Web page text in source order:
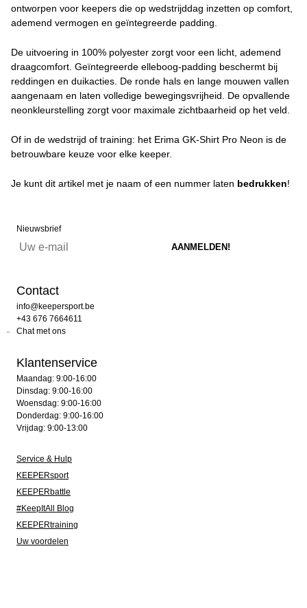
ontworpen voor keepers die op wedstrijddag inzetten op comfort,
ademend vermogen en geïntegreerde padding.
De uitvoering in 100% polyester zorgt voor een licht, ademend
draagcomfort. Geïntegreerde elleboog-padding beschermt bij
reddingen en duikacties. De ronde hals en lange mouwen vallen
aangenaam en laten volledige bewegingsvrijheid. De opvallende
neonkleurstelling zorgt voor maximale zichtbaarheid op het veld.
Of in de wedstrijd of training: het Erima GK-Shirt Pro Neon is de
betrouwbare keuze voor elke keeper.
Je kunt dit artikel met je naam of een nummer laten bedrukken!
Nieuwsbrief
Contact
info@keepersport.be
+43 676 7664611
Chat met ons
Klantenservice
Maandag: 9:00-16:00
Dinsdag: 9:00-16:00
Woensdag: 9:00-16:00
Donderdag: 9:00-16:00
Vrijdag: 9:00-13:00
Service & Hulp
KEEPERsport
KEEPERbattle
#KeepItAll Blog
KEEPERtraining
Uw voordelen